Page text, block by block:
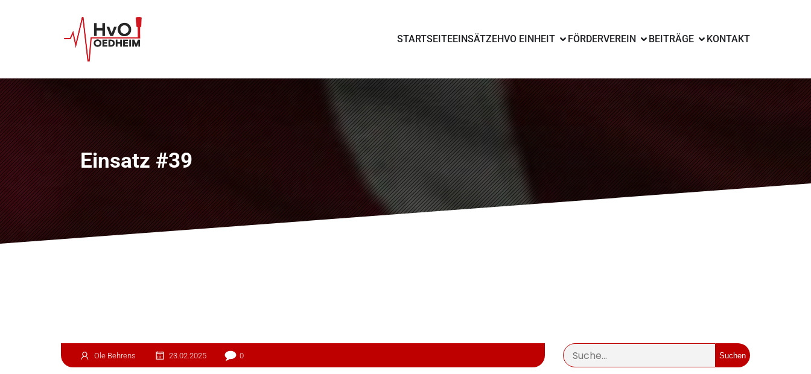
STARTSEITEEINSÄTZEHVO EINHEIT FÖRDERVEREIN BEITRÄGE KONTAKT
Einsatz #39
Ole Behrens 23.02.2025 0 Suchen